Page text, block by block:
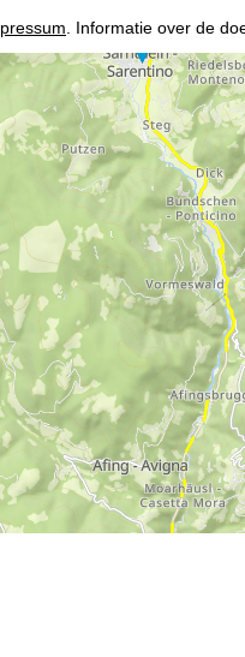
. Informatie over de
17:00
14:00
gesloten
Advies